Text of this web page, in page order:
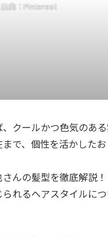
出典： Pinterest
クールかつ色気のあ
で、個性を活かした
んの髪型を徹底解説！
れるヘアスタイルにつ